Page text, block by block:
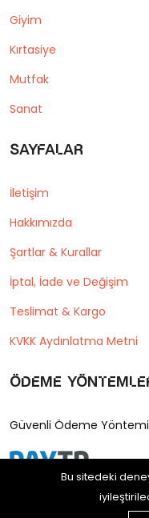
Giyim
Kırtasiye
Mutfak
Sanat
Sayfalar
İletişim
Hakkımızda
Şartlar & Kurallar
İptal, İade ve Değişim
Teslimat & Kargo
KVKK Aydınlatma Metni
Ödeme
Güvenli Ödeme Yöntemi
Bu sitedeki